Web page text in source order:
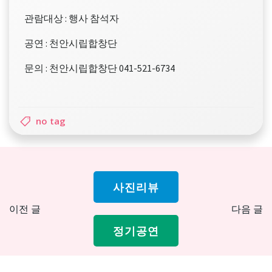
관람대상 : 행사 참석자
공연 : 천안시립합창단
문의 : 천안시립합창단 041-521-6734
no tag
Post
navigation
이전 글
사진리뷰
정기공연
다음 글